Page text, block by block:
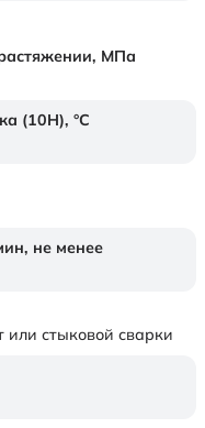
МПа
(10Н), °C
не менее
стыковой сварки